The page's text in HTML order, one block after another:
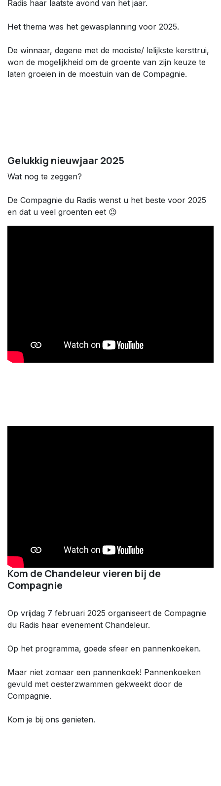
Radis haar laatste avond van het jaar.
Het thema was het gewasplanning voor 2025.
De winnaar, degene met de mooiste/ lelijkste kersttrui,
won de mogelijkheid om de groente van zijn keuze te
laten groeien in de moestuin van de Compagnie.
Gelukkig nieuwjaar 2025
Wat nog te zeggen?
De Compagnie du Radis wenst u het beste voor 2025
en dat u veel groenten eet 😉
Kom de Chandeleur vieren bij de
Compagnie
Op vrijdag 7 februari 2025 organiseert de Compagnie
du Radis haar evenement Chandeleur.
Op het programma, goede sfeer en pannenkoeken.
Maar niet zomaar een pannenkoek! Pannenkoeken
gevuld met oesterzwammen gekweekt door de
Compagnie.
Kom je bij ons genieten.